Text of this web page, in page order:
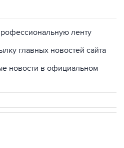
ленту
главных новостей сайта
новости в официальном